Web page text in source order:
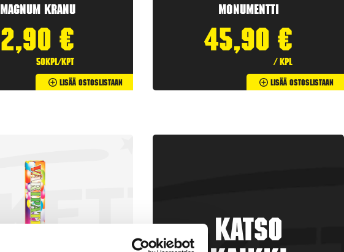
Magnum Kranu
2,90 €
50kpl/kpt
Lisää Ostoslistaan
Monumentti
45,90 €
/ kpl
Lisää Ostoslistaan
Katso